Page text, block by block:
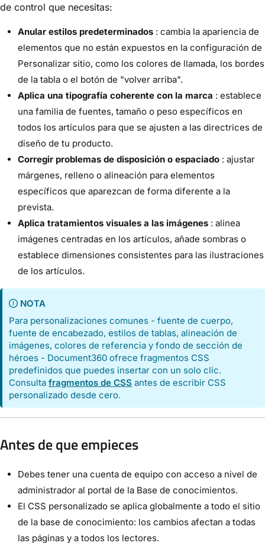
de control que necesitas:
Anular estilos predeterminados : cambia la apariencia de
elementos que no están expuestos en la configuración de
Personalizar sitio, como los colores de llamada, los bordes
de la tabla o el botón de "volver arriba".
Aplica una tipografía coherente con la marca : establece
una familia de fuentes, tamaño o peso específicos en
todos los artículos para que se ajusten a las directrices de
diseño de tu producto.
Corregir problemas de disposición o espaciado : ajustar
márgenes, relleno o alineación para elementos
específicos que aparezcan de forma diferente a la
prevista.
Aplica tratamientos visuales a las imágenes : alinea
imágenes centradas en los artículos, añade sombras o
establece dimensiones consistentes para las ilustraciones
de los artículos.
NOTA
Para personalizaciones comunes - fuente de cuerpo,
fuente de encabezado, estilos de tablas, alineación de
imágenes, colores de referencia y fondo de sección de
héroes - Document360 ofrece fragmentos CSS
predefinidos que puedes insertar con un solo clic.
Consultafragmentos de CSS antes de escribir CSS
personalizado desde cero.
Antes de que empieces
Debes tener una cuenta de equipo con acceso a nivel de
administrador al portal de la Base de conocimientos.
El CSS personalizado se aplica globalmente a todo el sitio
de la base de conocimiento: los cambios afectan a todas
las páginas y a todos los lectores.